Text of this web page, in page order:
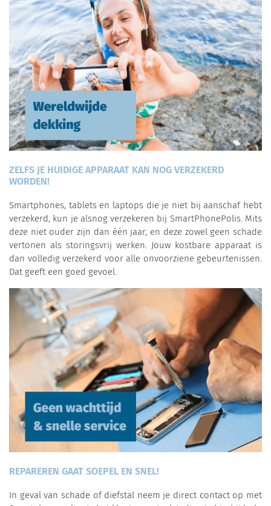
ZELFS JE HUIDIGE APPARAAT KAN NOG VERZEKERD
WORDEN!
Smartphones, tablets en laptops die je niet bij aanschaf hebt
verzekerd, kun je alsnog verzekeren bij SmartPhonePolis. Mits
deze niet ouder zijn dan één jaar, en deze zowel geen schade
vertonen als storingsvrij werken. Jouw kostbare apparaat is
dan volledig verzekerd voor alle onvoorziene gebeurtenissen.
Dat geeft een goed gevoel.
REPAREREN GAAT SOEPEL EN SNEL!
In geval van schade of diefstal neem je direct contact op met